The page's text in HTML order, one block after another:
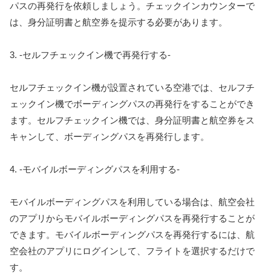
パスの再発行を依頼しましょう。チェックインカウンターで
は、身分証明書と航空券を提示する必要があります。
3. -セルフチェックイン機で再発行する-
セルフチェックイン機が設置されている空港では、セルフチ
ェックイン機でボーディングパスの再発行をすることができ
ます。セルフチェックイン機では、身分証明書と航空券をス
キャンして、ボーディングパスを再発行します。
4. -モバイルボーディングパスを利用する-
モバイルボーディングパスを利用している場合は、航空会社
のアプリからモバイルボーディングパスを再発行することが
できます。モバイルボーディングパスを再発行するには、航
空会社のアプリにログインして、フライトを選択するだけで
す。